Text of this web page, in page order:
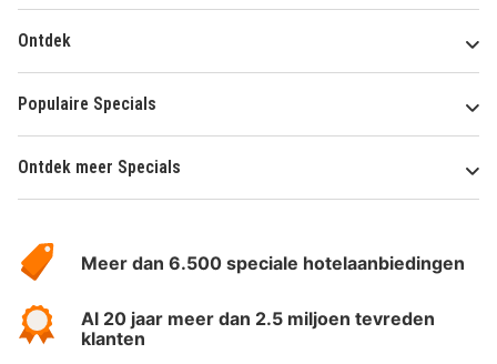
Ontdek
Populaire Specials
Ontdek meer Specials
HotelSpecials
Meer dan 6.500 speciale hotelaanbiedingen
Al 20 jaar meer dan 2.5 miljoen tevreden
klanten